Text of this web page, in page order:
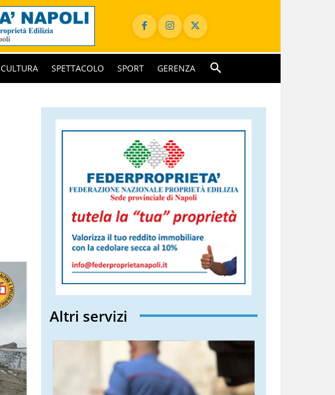
CULTURA SPETTACOLO SPORT GERENZA
Altri servizi